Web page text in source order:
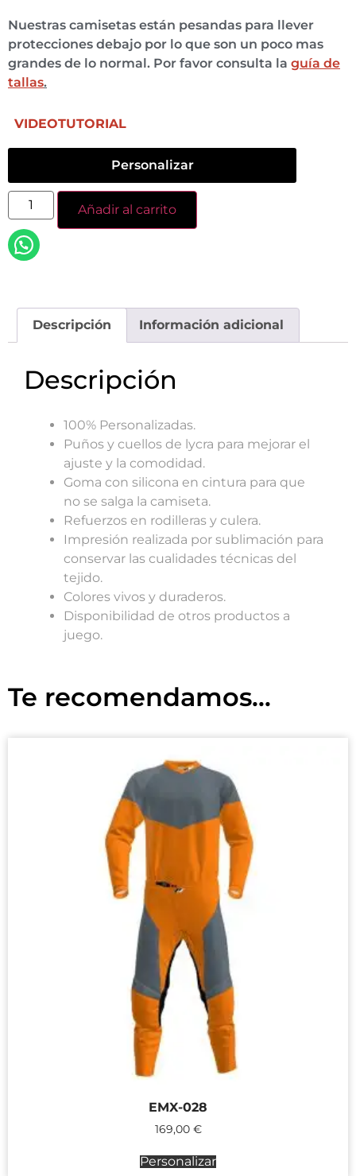
Nuestras camisetas están pesandas para llever
protecciones debajo por lo que son un poco mas
grandes de lo normal. Por favor consulta la guía de
tallas.
VIDEOTUTORIAL
Personalizar
Añadir al carrito
Descripción Información adicional
Descripción
100% Personalizadas.
Puños y cuellos de lycra para mejorar el
ajuste y la comodidad.
Goma con silicona en cintura para que
no se salga la camiseta.
Refuerzos en rodilleras y culera.
Impresión realizada por sublimación para
conservar las cualidades técnicas del
tejido.
Colores vivos y duraderos.
Disponibilidad de otros productos a
juego.
Te recomendamos...
EMX-028
169,00 €
Personalizar